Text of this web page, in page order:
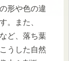
形や色の違
。また、
ど、落ち葉
うした自然